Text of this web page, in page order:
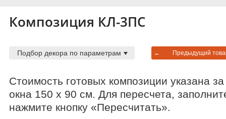
Декор окон и дверей из полиуретана
Расширенный поиск по сайту
Композиция КЛ-3ПС
Подбор декора по параметрам ← Предыдущий
Стоимость готовых композиции указана
окна 150 х 90 см. Для пересчета,
нажмите кнопку «Пересчитать».